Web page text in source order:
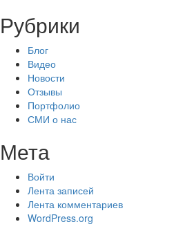
Рубрики
Блог
Видео
Новости
Отзывы
Портфолио
СМИ о нас
Мета
Войти
Лента записей
Лента комментариев
WordPress.org